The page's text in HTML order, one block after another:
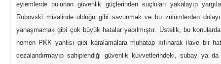
eylemlerde bulunan güvenlik güçlerinden suçluları yakalayıp
Robovski misalinde olduğu gibi savunmak ve bu zulümlerden
yanaşmamak gibi çok büyük hatalar yapılmıştır. Üstelik, bu
hemen PKK yanlısı gibi karalamalara muhatap kılınarak ilave bir
cezalandırmayıp sahiplendiği güvenlik kuvvetlerindeki, subay ya